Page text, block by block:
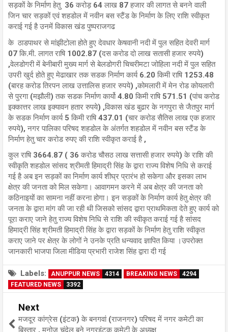
सड़कों के निर्माण हेतु 36 करोड़ 64 लाख 87 हजार की लागत से बनने वाली
जिन चार सड़कों एवं शहडोल में नवीन बस स्टैंड के निर्माण के लिए राशि स्वीकृत
कराई गई है उनमें विकास खंड पुष्पराजगढ
के ठाडपाथर से मांझीटोला होते हुए देवधार केषवानी नदी में पुल सहित देवरी मार्ग
07 कि.मी. लागत राषि 1002.87 (दस करोड दो लाख सतासी हजार रुपये)
,वेलडोगरी में बेनीबारी मुख्य मार्ग से बेलडोगरी चिचरीमटा जोहिला नदी में पुल सहित
उपरी खुर्द होते हुए मेढाखार तक सडक निर्माण कार्य 6.20 किमी राषि 1253.48
(बारह करोड तिरपन लाख उत्तालिस हजार रुपये) ,कोमलारी में मेन रोड कोयलारी
से पुरगा (मझौली) तक सडक निर्माण कार्यो 4.80 किमी राषि 571.51 (पांच करोड
इक्कात्तर लाख इक्यावन हतार रुपये) ,विकास खंड बुढार के नगपुरा से जैतपुर मार्ग
के सडक निर्माण कार्य 5 किमी राषि 437.01 (चार करोड सैतिस लाख एक हजार
रुपये), नगर पालिका परिषद शहडोल के अंतर्गत शहडोल में नवीन बस स्टैंड के
निर्माण हेतु चार करोड रुपए की राशि स्वीकृत कराई है ,
कुल राषि 3664.87 ( 36 करोड चौसठ लाख सत्तासी हजार रुपये) के राशि की
स्वीकृति शहडोल सांसद श्रीमती हिमाद्री सिंह के द्वारा राज्य विशेष निधि से कराई
गई है अब इन सड़कों का निर्माण कार्य शीघ्र प्रारंभ हो सकेगा और इसका लाभ
क्षेत्र की जनता को मिल सकेगा। आवागमन करने में अब क्षेत्र की जनता को
कठिनाइयों का सामना नहीं करना होगा। इन सड़कों के निर्माण कार्य हेतु क्षेत्र की
जनता के द्वारा मांग की जा रही थी जिसको सांसद द्वारा प्राथमिकता देते हुए कार्य को
पूरा कराए जाने हेतु राज्य विशेष निधि से राशि की स्वीकृत कराई गई है सांसद
हिमाद्री सिंह श्रीमती हिमाद्री सिंह के द्वारा सड़कों के निर्माण हेतु राशि स्वीकृत
कराए जाने पर क्षेत्र के लोगों ने उनके प्रति धन्यवाद ज्ञापित किया ।उपरोक्त
जानकारी भाजपा जिला मीडिया प्रभारी राजेश सिंह द्वारा दी गई
Labels: ANUPPUR NEWS 4314 BREAKING NEWS
4294
FEATURED NEWS
3392
Next
मजदूर कांग्रेस (इंटक) के बनगवां (राजनगर) परिषद में नगर कमेटी का
बिस्तार , मनोज चंदेल बने नगरइंटक कमेटी के अध्यक्ष